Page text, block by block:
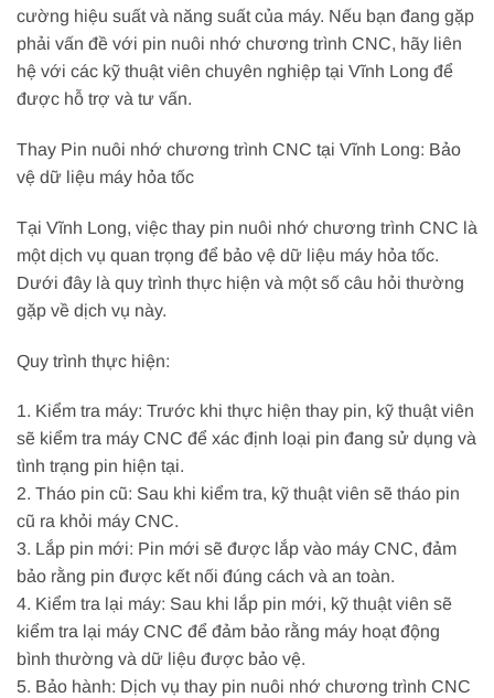
cường hiệu suất và năng suất của máy. Nếu bạn đang gặp
phải vấn đề với pin nuôi nhớ chương trình CNC, hãy liên
hệ với các kỹ thuật viên chuyên nghiệp tại Vĩnh Long để
được hỗ trợ và tư vấn.
Thay Pin nuôi nhớ chương trình CNC tại Vĩnh Long: Bảo
vệ dữ liệu máy hỏa tốc
Tại Vĩnh Long, việc thay pin nuôi nhớ chương trình CNC là
một dịch vụ quan trọng để bảo vệ dữ liệu máy hỏa tốc.
Dưới đây là quy trình thực hiện và một số câu hỏi thường
gặp về dịch vụ này.
Quy trình thực hiện:
1. Kiểm tra máy: Trước khi thực hiện thay pin, kỹ thuật viên
sẽ kiểm tra máy CNC để xác định loại pin đang sử dụng và
tình trạng pin hiện tại.
2. Tháo pin cũ: Sau khi kiểm tra, kỹ thuật viên sẽ tháo pin
cũ ra khỏi máy CNC.
3. Lắp pin mới: Pin mới sẽ được lắp vào máy CNC, đảm
bảo rằng pin được kết nối đúng cách và an toàn.
4. Kiểm tra lại máy: Sau khi lắp pin mới, kỹ thuật viên sẽ
kiểm tra lại máy CNC để đảm bảo rằng máy hoạt động
bình thường và dữ liệu được bảo vệ.
5. Bảo hành: Dịch vụ thay pin nuôi nhớ chương trình CNC